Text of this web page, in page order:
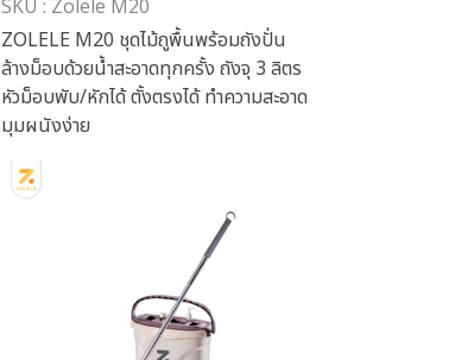
SKU : Zolele M20
ZOLELE M20 ชุดไม้ถูพื้นพร้อมถังปั่น
ล้างม็อบด้วยน้ำสะอาดทุกครั้ง ถังจุ 3 ลิตร
หัวม็อบพับ/หักได้ ตั้งตรงได้ ทำความสะอาด
มุมผนังง่าย